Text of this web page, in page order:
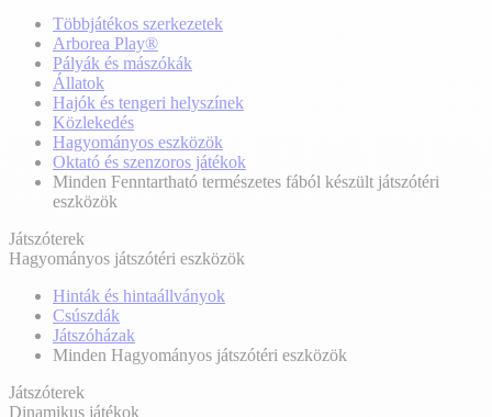
Többjátékos szerkezetek
Arborea Play®
Pályák és mászókák
Állatok
Hajók és tengeri helyszínek
Közlekedés
Hagyományos eszközök
Oktató és szenzoros játékok
Minden Fenntartható természetes fából készült játszótéri
eszközök
Játszóterek
Hagyományos játszótéri eszközök
Hinták és hintaállványok
Csúszdák
Játszóházak
Minden Hagyományos játszótéri eszközök
Játszóterek
Dinamikus játékok